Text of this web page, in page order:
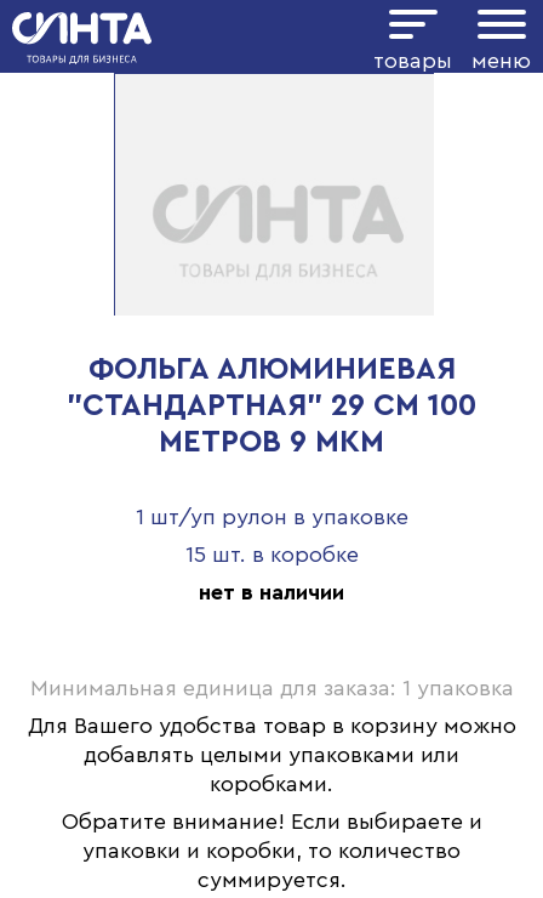
товары меню
ФОЛЬГА АЛЮМИНИЕВАЯ
"СТАНДАРТНАЯ" 29 СМ 100
МЕТРОВ 9 МКМ
1 шт/уп рулон в упаковке
15 шт. в коробке
нет в наличии
Минимальная единица для заказа: 1 упаковка
Для Вашего удобства товар в корзину можно
добавлять целыми упаковками или
коробками.
Обратите внимание! Если выбираете и
упаковки и коробки, то количество
суммируется.